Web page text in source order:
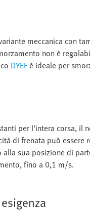
meccanica con
non è
DYEFè ideale per
per l'intera corsa, il
di frenata può
sua posizione di
fino a 0,1 m/s.